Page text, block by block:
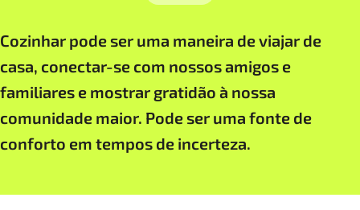
Cozinhar pode ser uma maneira de viajar de
casa, conectar-se com nossos amigos e
familiares e mostrar gratidão à nossa
comunidade maior. Pode ser uma fonte de
conforto em tempos de incerteza.